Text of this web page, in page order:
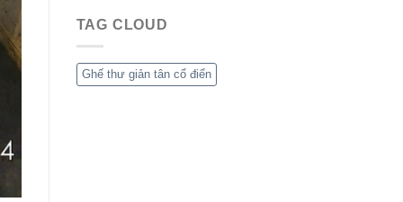
TAG CLOUD
Ghế thư giản tân cổ điển